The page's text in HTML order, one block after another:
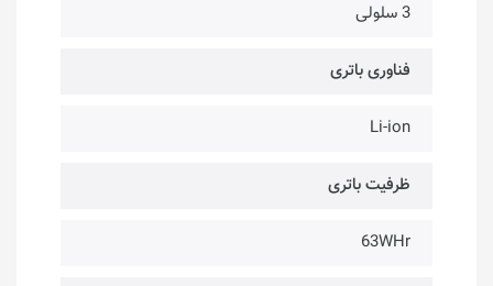
3 سلولی
فناوری باتری
Li-ion
ظرفیت باتری
63WHr